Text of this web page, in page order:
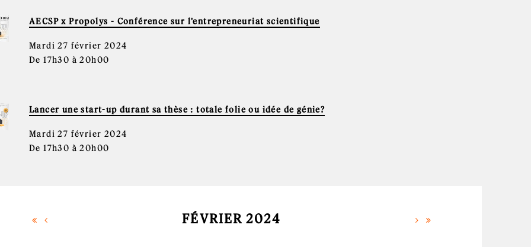
AECSP x Propolys - Conférence sur l'entrepreneuriat scientifique
Mardi 27 février 2024
De 17h30 à 20h00
Lancer une start-up durant sa thèse : totale folie ou idée de génie?
Mardi 27 février 2024
De 17h30 à 20h00
FÉVRIER 2024